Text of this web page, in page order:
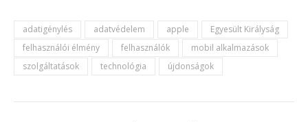
adatigénylés adatvédelem apple
Egyesült Királyság
felhasználói élmény
felhasználók
mobil alkalmazások
szolgáltatások
technológia újdonságok